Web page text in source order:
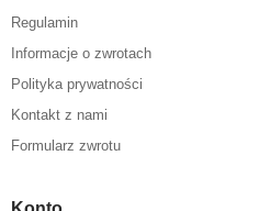
Regulamin
Informacje o zwrotach
Polityka prywatności
Kontakt z nami
Formularz zwrotu